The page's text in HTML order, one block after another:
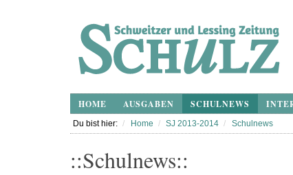
HOME AUSGABEN SCHULNEWS
Du bist hier: Home SJ 2013-2014 Schulnews
::Schulnews::